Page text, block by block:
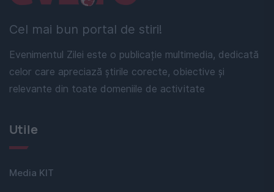
Cel mai bun portal de stiri!
Evenimentul Zilei este o publicație multimedia, dedicată
celor care apreciază știrile corecte, obiective și
relevante din toate domeniile de activitate
Utile
Media KIT